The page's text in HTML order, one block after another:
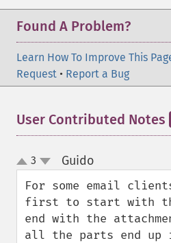
Found A Problem?
Learn How To Improve This
Request • Report a Bug
User Contributed Notes
up
down
3 Guido¶
For some email
first to start with
end with the
all the parts end up